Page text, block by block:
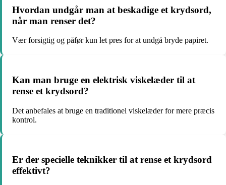
Hvordan undgår man at beskadige et krydsord,
når man renser det?
Vær forsigtig og påfør kun let pres for at undgå bryde papiret.
Kan man bruge en elektrisk viskelæder til at
rense et krydsord?
Det anbefales at bruge en traditionel viskelæder for mere præcis
kontrol.
Er der specielle teknikker til at rense et krydsord
effektivt?